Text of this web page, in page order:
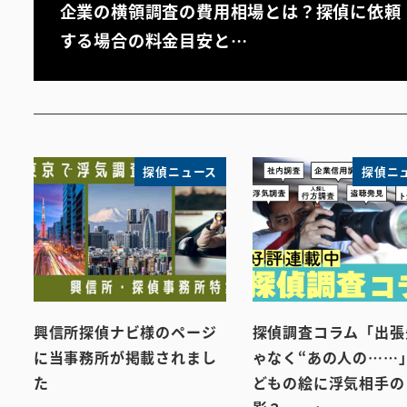
企業の横領調査の費用相場とは？探偵に依頼
する場合の料金目安と…
探偵ニュース
興信所探偵ナビ様のページ
に当事務所が掲載されまし
た
探偵ニ
探偵調査コラム「出
ゃなく“あの人の……
どもの絵に浮気相手の